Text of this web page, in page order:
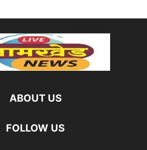
ABOUT US
FOLLOW US